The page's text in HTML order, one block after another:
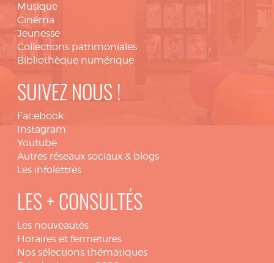
Musique
Cinéma
Jeunesse
Collections patrimoniales
Bibliothèque numérique
SUIVEZ NOUS !
Facebook
Instagram
Youtube
Autres réseaux sociaux & blogs
Les infolettres
LES + CONSULTÉS
Les nouveautés
Horaires et fermetures
Nos sélections thématiques